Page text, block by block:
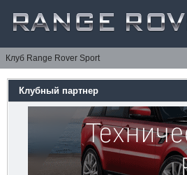
Клуб Range Rover Sport
Клубный партнер